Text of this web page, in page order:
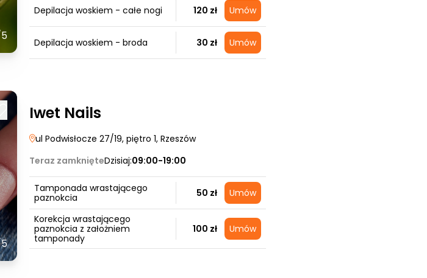
Depilacja woskiem - całe nogi 120 zł Umów
Depilacja woskiem - broda 30 zł Umów
Iwet Nails
ul Podwisłocze 27/19, piętro 1, Rzeszów
Teraz zamknięteDzisiaj:09:00-19:00
Tamponada wrastającego
paznokcia
50 zł Umów
Korekcja wrastającego
paznokcia z założniem
tamponady
100 zł Umów